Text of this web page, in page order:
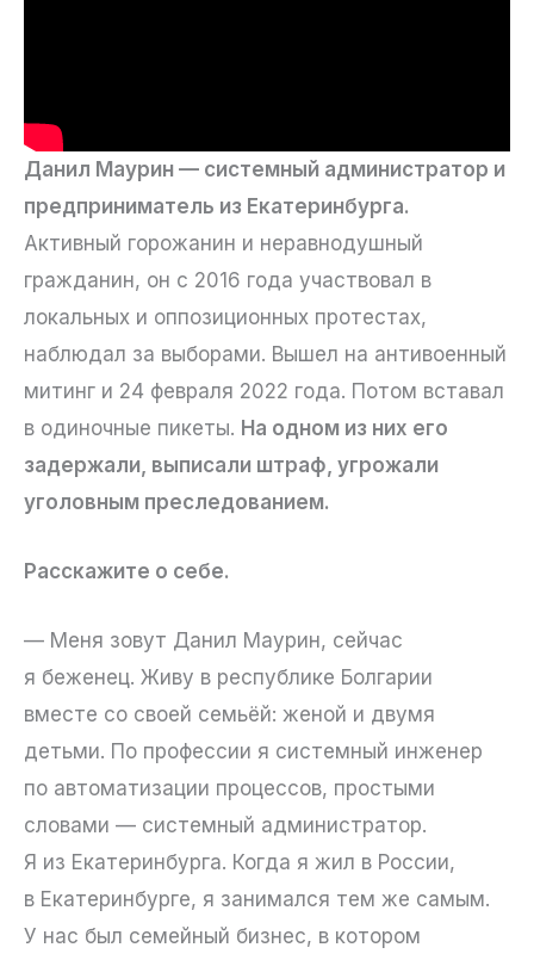
Данил Маурин — системный администратор и
предприниматель из Екатеринбурга.
Активный горожанин и неравнодушный
гражданин, он с 2016 года участвовал в
локальных и оппозиционных протестах,
наблюдал за выборами. Вышел на антивоенный
митинг и 24 февраля 2022 года. Потом вставал
в одиночные пикеты. На одном из них его
задержали, выписали штраф, угрожали
уголовным преследованием.
Расскажите о себе.
— Меня зовут Данил Маурин, сейчас
я беженец. Живу в республике Болгарии
вместе со своей семьёй: женой и двумя
детьми. По профессии я системный инженер
по автоматизации процессов, простыми
словами — системный администратор.
Я из Екатеринбурга. Когда я жил в России,
в Екатеринбурге, я занимался тем же самым.
У нас был семейный бизнес, в котором